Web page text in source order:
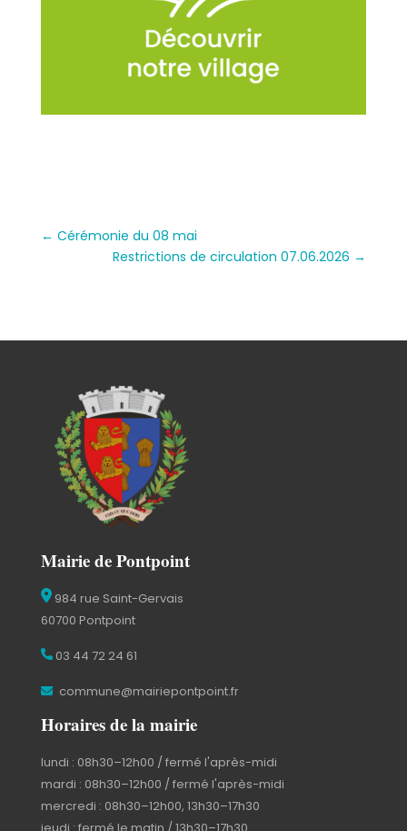
← Cérémonie du 08 mai
Restrictions de circulation 07.06.2026 →
Mairie de Pontpoint
984 rue Saint-Gervais
60700 Pontpoint
03 44 72 24 61
commune@mairiepontpoint.fr
Horaires de la mairie
lundi : 08h30–12h00 / fermé l'après-midi
mardi : 08h30–12h00 / fermé l'après-midi
mercredi : 08h30–12h00, 13h30–17h30